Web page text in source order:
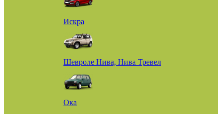
Искра
Шевроле Нива, Нива Тревел
Ока